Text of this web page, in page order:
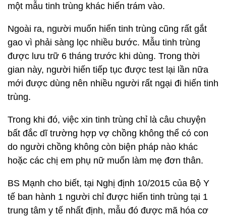
một mẫu tinh trùng khác hiến trám vào.
Ngoài ra, người muốn hiến tinh trùng cũng rất gắt
gao vì phải sàng lọc nhiều bước. Mẫu tinh trùng
được lưu trữ 6 tháng trước khi dùng. Trong thời
gian này, người hiến tiếp tục được test lại lần nữa
mới được dùng nên nhiều người rất ngại đi hiến tinh
trùng.
Trong khi đó, việc xin tinh trùng chỉ là câu chuyện
bất đắc dĩ trường hợp vợ chồng không thể có con
do người chồng không còn biện pháp nào khác
hoặc các chị em phụ nữ muốn làm mẹ đơn thân.
BS Mạnh cho biết, tại Nghị định 10/2015 của Bộ Y
tế ban hành 1 người chỉ được hiến tinh trùng tại 1
trung tâm y tế nhất định, mẫu đó được mã hóa cơ